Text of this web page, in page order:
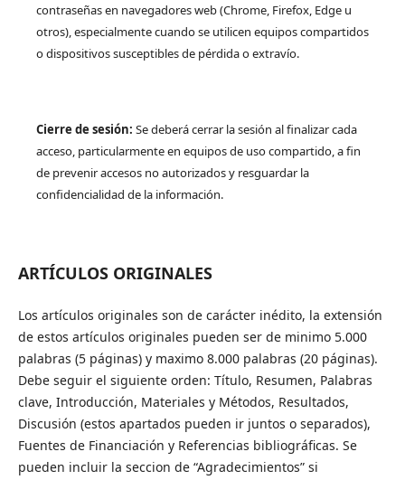
contraseñas en navegadores web (Chrome, Firefox, Edge u
otros), especialmente cuando se utilicen equipos compartidos
o dispositivos susceptibles de pérdida o extravío.
Cierre de sesión: Se deberá cerrar la sesión al finalizar cada
acceso, particularmente en equipos de uso compartido, a fin
de prevenir accesos no autorizados y resguardar la
confidencialidad de la información.
ARTÍCULOS ORIGINALES
Los artículos originales son de carácter inédito, la extensión
de estos artículos originales pueden ser de minimo 5.000
palabras (5 páginas) y maximo 8.000 palabras (20 páginas).
Debe seguir el siguiente orden: Título, Resumen, Palabras
clave, Introducción, Materiales y Métodos, Resultados,
Discusión (estos apartados pueden ir juntos o separados),
Fuentes de Financiación y Referencias bibliográficas. Se
pueden incluir la seccion de “Agradecimientos” si